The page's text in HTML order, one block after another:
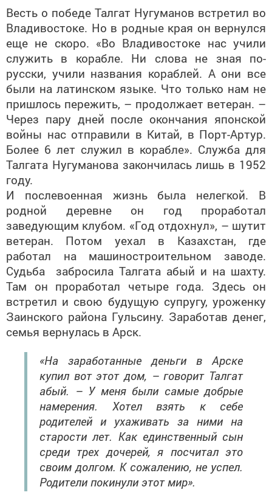
Весть о победе Талгат Нугуманов встретил во
Владивостоке. Но в родные края он вернулся
еще не скоро. «Во Владивостоке нас учили
служить в корабле. Ни слова не зная по-
русски, учили названия кораблей. А они все
были на латинском языке. Что только нам не
пришлось пережить, – продолжает ветеран. –
Через пару дней после окончания японской
войны нас отправили в Китай, в Порт-Артур.
Более 6 лет служил в корабле». Служба для
Талгата Нугуманова закончилась лишь в 1952
году.
И послевоенная жизнь была нелегкой. В
родной деревне он год проработал
заведующим клубом. «Год отдохнул», – шутит
ветеран. Потом уехал в Казахстан, где
работал на машиностроительном заводе.
Судьба забросила Талгата абый и на шахту.
Там он проработал четыре года. Здесь он
встретил и свою будущую супругу, уроженку
Заинского района Гульсину. Заработав денег,
семья вернулась в Арск.
«На заработанные деньги в Арске
купил вот этот дом, – говорит Талгат
абый. – У меня были самые добрые
намерения. Хотел взять к себе
родителей и ухаживать за ними на
старости лет. Как единственный сын
среди трех дочерей, я посчитал это
своим долгом. К сожалению, не успел.
Родители покинули этот мир».